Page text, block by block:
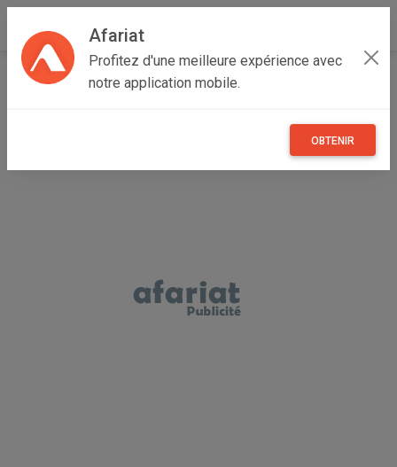
Afariat
Profitez d'une meilleure expérience avec
notre application mobile.
OBTENIR
Accueil Recherche Maisons et enfants